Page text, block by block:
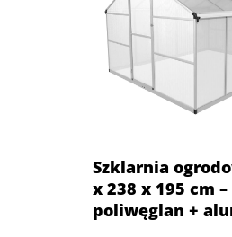
Szklarnia
x 238 x 195 cm –
poliwęglan +